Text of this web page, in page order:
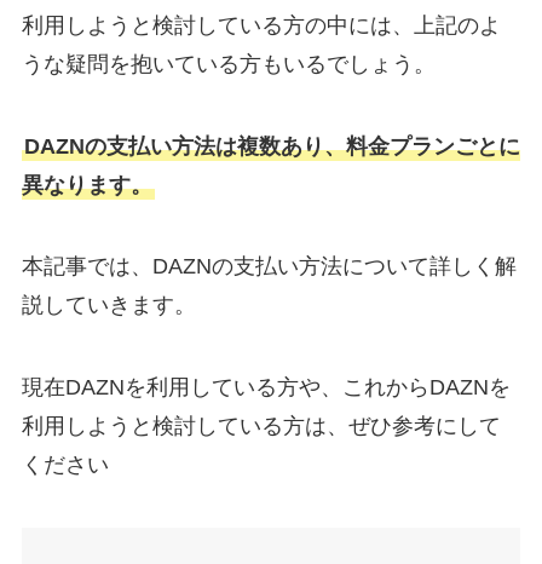
利用しようと検討している方の中には、上記のよ
うな疑問を抱いている方もいるでしょう。
DAZNの支払い方法は複数あり、料金プランごとに
異なります。
本記事では、DAZNの支払い方法について詳しく解
説していきます。
現在DAZNを利用している方や、これからDAZNを
利用しようと検討している方は、ぜひ参考にして
ください